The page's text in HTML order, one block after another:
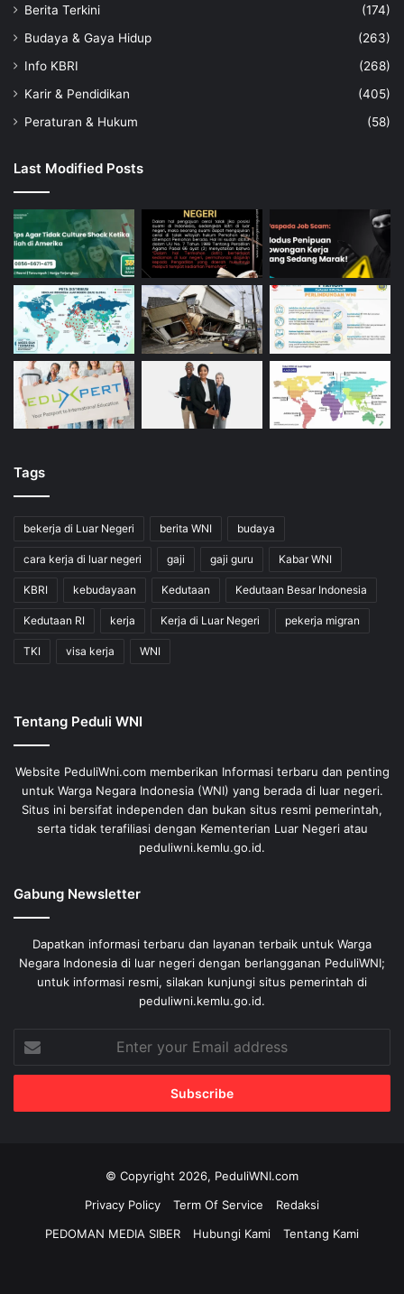
Berita Terkini
(174)
Budaya & Gaya Hidup
(263)
Info KBRI
(268)
Karir & Pendidikan
(405)
Peraturan & Hukum
(58)
Last Modified Posts
Tags
bekerja di Luar Negeri berita WNI budaya
cara kerja di luar negeri gaji gaji guru Kabar WNI
KBRI kebudayaan Kedutaan Kedutaan Besar Indonesia
Kedutaan RI kerja Kerja di Luar Negeri pekerja migran
TKI visa kerja WNI
Tentang Peduli WNI
Website PeduliWni.com memberikan Informasi terbaru dan penting
untuk Warga Negara Indonesia (WNI) yang berada di luar negeri.
Situs ini bersifat independen dan bukan situs resmi pemerintah,
serta tidak terafiliasi dengan Kementerian Luar Negeri atau
peduliwni.kemlu.go.id.
Gabung Newsletter
Dapatkan informasi terbaru dan layanan terbaik untuk Warga
Negara Indonesia di luar negeri dengan berlangganan PeduliWNI;
untuk informasi resmi, silakan kunjungi situs pemerintah di
peduliwni.kemlu.go.id.
your
Email
© Copyright 2026, PeduliWNI.com
Privacy Policy
Term Of Service
Redaksi
PEDOMAN MEDIA SIBER
Hubungi Kami Tentang Kami